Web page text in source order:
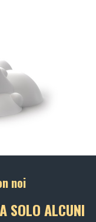
noi
SOLO ALCUNI